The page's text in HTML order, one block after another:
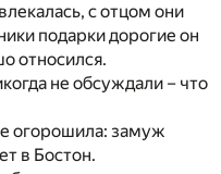
с отцом они
подарки дорогие он
относился.
не обсуждали – что
огорошила: замуж
в Бостон.